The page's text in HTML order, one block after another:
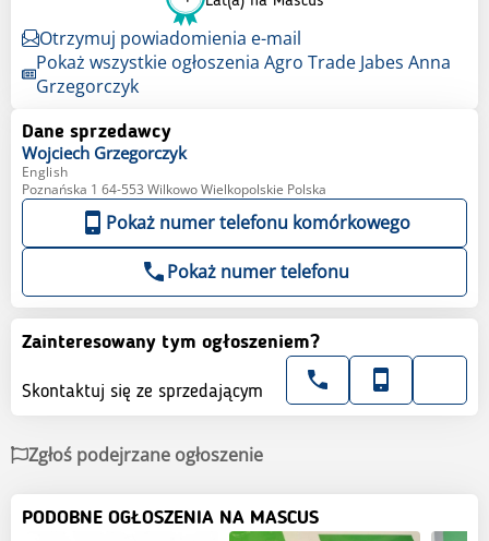
Otrzymuj powiadomienia e-mail
Pokaż wszystkie ogłoszenia Agro Trade Jabes Anna
Grzegorczyk
Dane sprzedawcy
Wojciech Grzegorczyk
English
Poznańska 1 64-553 Wilkowo Wielkopolskie Polska
Pokaż numer telefonu komórkowego
Pokaż numer telefonu
Zainteresowany tym ogłoszeniem?
Skontaktuj się ze sprzedającym
Zgłoś podejrzane ogłoszenie
PODOBNE OGŁOSZENIA NA MASCUS